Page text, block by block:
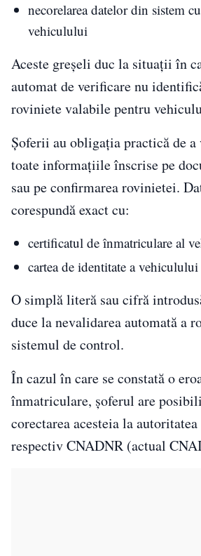
necorelarea datelor din sistem
vehiculului
Aceste greșeli duc la situații în
automat de verificare nu
roviniete valabile pentru
Șoferii au obligația practică de
toate informațiile înscrise pe
sau pe confirmarea rovinietei.
corespundă exact cu:
certificatul de înmatriculare al
cartea de identitate a vehiculului
O simplă literă sau cifră
duce la nevalidarea automată a
sistemul de control.
În cazul în care se constată o
înmatriculare, șoferul are
corectarea acesteia la
respectiv CNADNR (actual